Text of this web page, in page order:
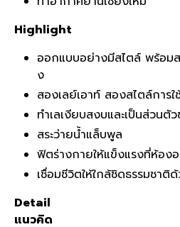
Highlight
ออกแบบอย่างมีสไตล์ พร้อม
ง
สองเลย์เอาท์ สองสไตล์การ
ทำเลเงียบสงบและเป็นส่วนตั
สระว่ายน้ำแล็บพูล
ฟิตร่างกายให้แข็งแรงที่ห้อง
เชื่อมชีวิตให้ใกล้ชิดธรรมชา
Detail
แนวคิด